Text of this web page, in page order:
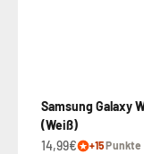
Samsung Galaxy
(Weiß)
14,99€
+15Punkte